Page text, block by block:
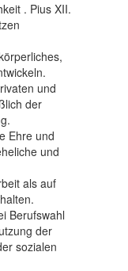
. Pius XII.
und
der
Ehre und
und
als auf
Berufswahl
der
sozialen